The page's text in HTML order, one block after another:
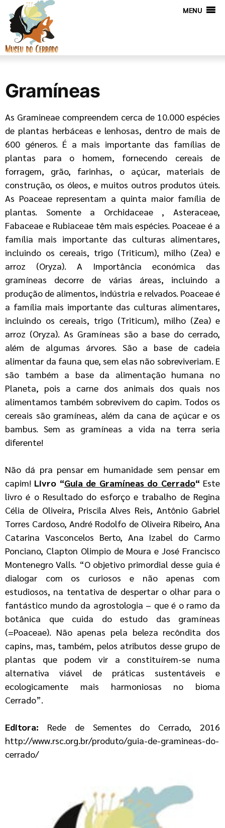
MENU
Gramíneas
As Gramineae compreendem cerca de 10.000 espécies
de plantas herbáceas e lenhosas, dentro de mais de
600 géneros. É a mais importante das famílias de
plantas para o homem, fornecendo cereais de
forragem, grão, farinhas, o açúcar, materiais de
construção, os óleos, e muitos outros produtos úteis.
As Poaceae representam a quinta maior família de
plantas. Somente a Orchidaceae , Asteraceae,
Fabaceae e Rubiaceae têm mais espécies. Poaceae é a
família mais importante das culturas alimentares,
incluindo os cereais, trigo (Triticum), milho (Zea) e
arroz (Oryza). A Importância económica das
gramíneas decorre de várias áreas, incluindo a
produção de alimentos, indústria e relvados. Poaceae é
a família mais importante das culturas alimentares,
incluindo os cereais, trigo (Triticum), milho (Zea) e
arroz (Oryza). As Gramíneas são a base do cerrado,
além de algumas árvores. São a base de cadeia
alimentar da fauna que, sem elas não sobreviveriam. E
são também a base da alimentação humana no
Planeta, pois a carne dos animais dos quais nos
alimentamos também sobrevivem do capim. Todos os
cereais são gramíneas, além da cana de açúcar e os
bambus. Sem as gramíneas a vida na terra seria
diferente!
Não dá pra pensar em humanidade sem pensar em
capim! Livro “Guia de Gramíneas do Cerrado“ Este
livro é o Resultado do esforço e trabalho de Regina
Célia de Oliveira, Priscila Alves Reis, Antônio Gabriel
Torres Cardoso, André Rodolfo de Oliveira Ribeiro, Ana
Catarina Vasconcelos Berto, Ana Izabel do Carmo
Ponciano, Clapton Olimpio de Moura e José Francisco
Montenegro Valls. “O objetivo primordial desse guia é
dialogar com os curiosos e não apenas com
estudiosos, na tentativa de despertar o olhar para o
fantástico mundo da agrostologia – que é o ramo da
botânica que cuida do estudo das gramíneas
(=Poaceae). Não apenas pela beleza recôndita dos
capins, mas, também, pelos atributos desse grupo de
plantas que podem vir a constituírem-se numa
alternativa viável de práticas sustentáveis e
ecologicamente mais harmoniosas no bioma
Cerrado”.
Editora: Rede de Sementes do Cerrado, 2016
http://www.rsc.org.br/produto/guia-de-gramineas-do-
cerrado/